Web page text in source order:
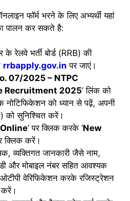
फॉर्म भरने के लिए अभ्यर्थी यहां
पालन कर सकते है:
रेलवे भर्ती बोर्ड (RRB) की
rrbapply.gov.in पर जाएं।
07/2025 – NTPC
Recruitment 2025‘ लिंक को
को ध्यान से पढ़ें, अपनी
को सुनिश्चित करें।
‘ पर क्लिक करके ‘New
क्लिक करें।
व्यक्तिगत जानकारी जैसे नाम,
और मोबाइल नंबर सहित आवश्यक
ओटीपी वेरिफिकेशन करके रजिस्ट्रेशन
करें।